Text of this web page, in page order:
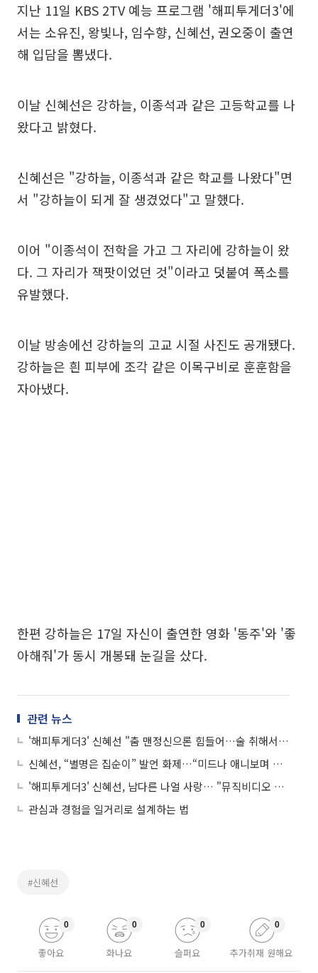
지난 11일 KBS 2TV 예능 프로그램 '해피투게더3'에
서는 소유진, 왕빛나, 임수향, 신혜선, 권오중이 출연
해 입담을 뽐냈다.
이날 신혜선은 강하늘, 이종석과 같은 고등학교를 나
왔다고 밝혔다.
신혜선은 "강하늘, 이종석과 같은 학교를 나왔다"면
서 "강하늘이 되게 잘 생겼었다"고 말했다.
이어 "이종석이 전학을 가고 그 자리에 강하늘이 왔
다. 그 자리가 잭팟이었던 것"이라고 덧붙여 폭소를
유발했다.
이날 방송에선 강하늘의 고교 시절 사진도 공개됐다.
강하늘은 흰 피부에 조각 같은 이목구비로 훈훈함을
자아냈다.
한편 강하늘은 17일 자신이 출연한 영화 '동주'와 '좋
아해줘'가 동시 개봉돼 눈길을 샀다.
관련 뉴스
'해피투게더3' 신혜선 "춤 맨정신으론 힘들어…술 취해서만 놀아요" 엉뚱 매력 폭소!
신혜선, “별명은 집순이” 발언 화제…“미드나 애니보며 라면 먹으며 스트레스 풀어”
'해피투게더3' 신혜선, 남다른 나얼 사랑… "뮤직비디오 무보수 출연할 것"
관심과 경험을 일거리로 설계하는 법
#신혜선
좋아요
0
화나요
0
슬퍼요
0
추가취재 원해요
0